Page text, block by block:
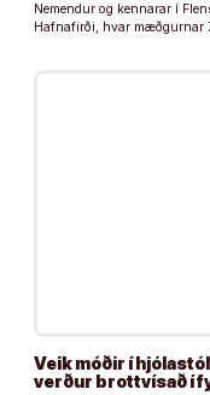
Nemendur og kennarar í
Hafnafirði, hvar mæðgurnar
Veik móðir í
verður brottvísað í